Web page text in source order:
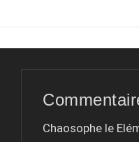
Chaosophe le